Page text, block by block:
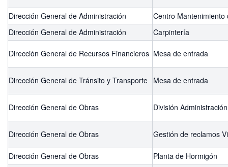
Dirección General de Administración
Centro Mantenimiento
Dirección General de Administración
Carpintería
Dirección General de Recursos Financieros Mesa de entrada
Dirección General de Tránsito y Transporte Mesa de entrada
Dirección General de Obras División Administración
Dirección General de Obras Gestión de reclamos
Dirección General de Obras Planta de Hormigón